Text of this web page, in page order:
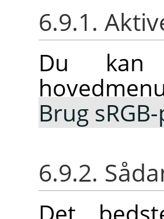
6.9.1.
Du kan
Brug
6.9.2.